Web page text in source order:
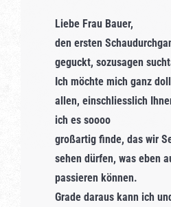
Liebe Frau Bauer,
den ersten
geguckt, sozusagen
Ich möchte mich ganz
allen, einschliesslich
ich es soooo
großartig finde, das wir
sehen dürfen, was eben
passieren können.
Grade daraus kann ich